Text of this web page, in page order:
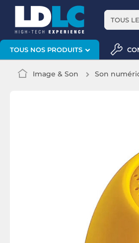
TOUS
TOUS NOS PRODUITS
Image & Son Son